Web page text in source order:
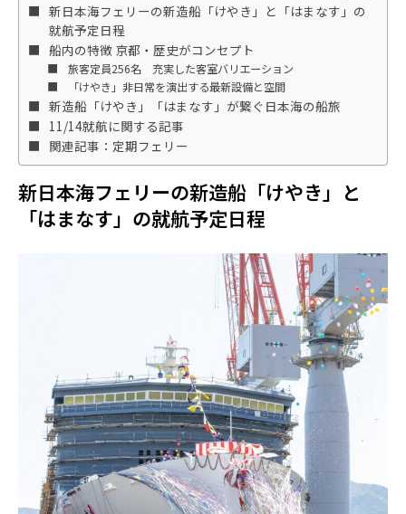
新日本海フェリーの新造船「けやき」と「はまなす」の
就航予定日程
船内の特徴 京都・歴史がコンセプト
旅客定員256名 充実した客室バリエーション
「けやき」非日常を演出する最新設備と空間
新造船「けやき」「はまなす」が繋ぐ日本海の船旅
11/14就航に関する記事
関連記事：定期フェリー
新日本海フェリーの新造船「けやき」と
「はまなす」の就航予定日程